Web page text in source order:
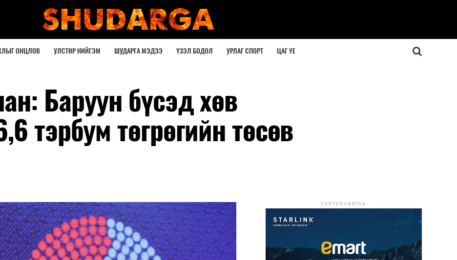
ОНЦЛОВ УЛСТӨР НИЙГЭМ ШУДАРГА МЭДЭЭ ҮЗЭЛ БОДОЛ УРЛАГ СПОРТ ЦАГ ҮЕ
Баруун бүсэд хөв
тэрбум төгрөгийн төсөв
СУРТАЛЧИЛГАА